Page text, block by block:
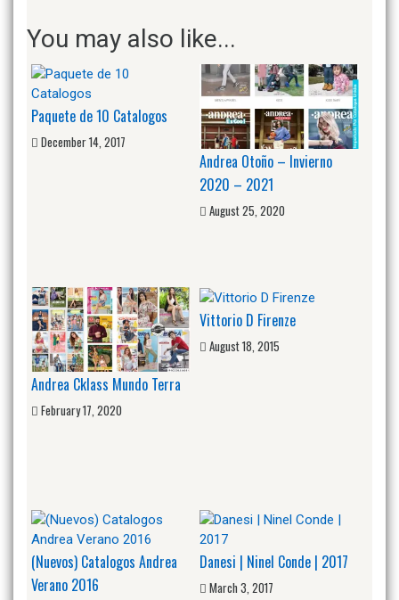
You may also like...
Paquete de 10 Catalogos
December 14, 2017
Andrea Otoño – Invierno
2020 – 2021
August 25, 2020
Andrea Cklass Mundo Terra
February 17, 2020
Vittorio D Firenze
August 18, 2015
(Nuevos) Catalogos Andrea
Verano 2016
Danesi | Ninel Conde | 2017
March 3, 2017